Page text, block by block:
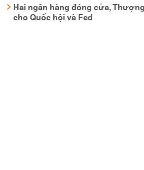
Hai ngân hàng đóng cửa,
cho Quốc hội và Fed